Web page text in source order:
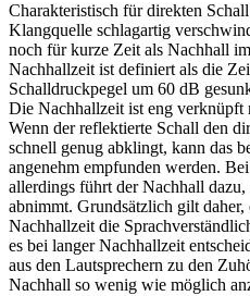
Charakteristisch für direkten
Klangquelle schlagartig
noch für kurze Zeit als Nachhall
Nachhallzeit ist definiert als die
Schalldruckpegel um 60 dB
Die Nachhallzeit ist eng verknüpft
Wenn der reflektierte Schall den
schnell genug abklingt, kann das
angenehm empfunden werden.
allerdings führt der Nachhall
abnimmt. Grundsätzlich gilt daher,
Nachhallzeit die
es bei langer Nachhallzeit
aus den Lautsprechern zu den
Nachhall so wenig wie möglich